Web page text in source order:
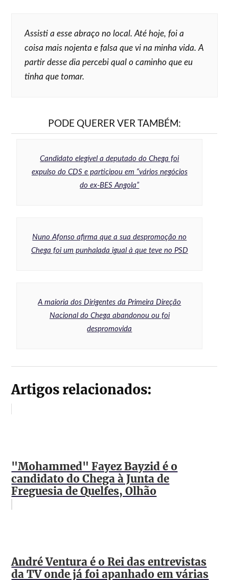
Assisti a esse abraço no local. Até hoje, foi a
coisa mais nojenta e falsa que vi na minha vida. A
partir desse dia percebi qual o caminho que eu
tinha que tomar.
PODE QUERER VER TAMBÉM:
Candidato elegível a deputado do Chega foi
expulso do CDS e participou em “vários negócios
do ex-BES Angola”
Nuno Afonso afirma que a sua despromoção no
Chega foi um punhalada igual à que teve no PSD
A maioria dos Dirigentes da Primeira Direção
Nacional do Chega abandonou ou foi
despromovida
Artigos relacionados:
"Mohammed" Fayez Bayzid é o
candidato do Chega à Junta de
Freguesia de Quelfes, Olhão
André Ventura é o Rei das entrevistas
da TV onde já foi apanhado em várias